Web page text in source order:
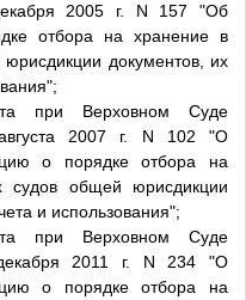
2005 г. N 157 "Об
отбора на хранение в
документов, их
при Верховном Суде
2007 г. N 102 "О
о порядке отбора на
судов общей юрисдикции
и использования";
при Верховном Суде
2011 г. N 234 "О
о порядке отбора на